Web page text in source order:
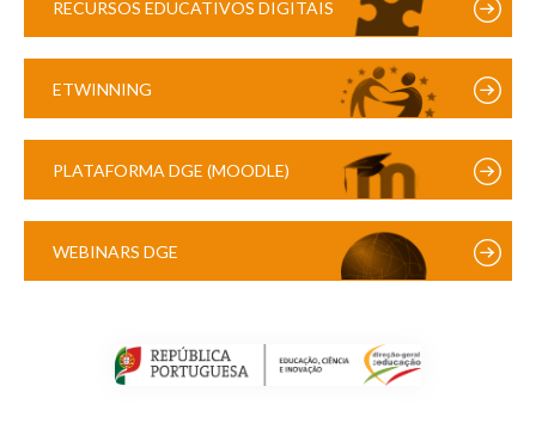
RECURSOS EDUCATIVOS DIGITAIS
ETWINNING
PLATAFORMA DGE (MOODLE)
WEBINARS DGE